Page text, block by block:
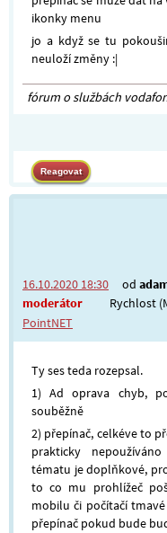
ikonky menu
jo a když se tu
neuloží změny :|
fórum o službách
16.10.2020 18:30 od
moderátor
Rychlost
PointNET
Ty ses teda rozepsal.
1) Ad oprava chyb,
souběžně
2) přepínač, celkéve to
prakticky
tématu je doplňkové,
to co mu prohlížeč
mobilu či počítačí
přepínač pokud bude